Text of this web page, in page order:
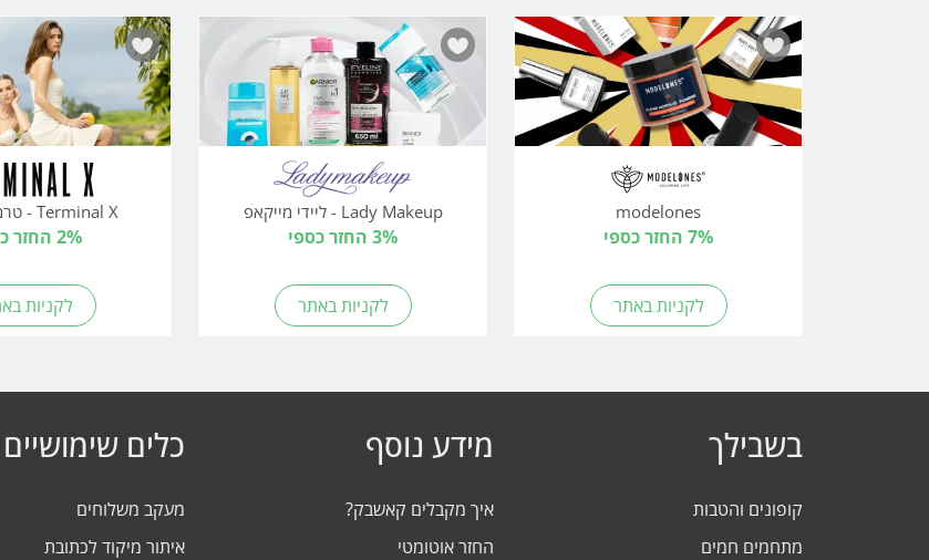
modelones
7% החזר כספי
לקניות באתר
Lady Makeup - ליידי מייקאפ
3% החזר כספי
לקניות באתר
Terminal X - טרמינל איקס
2% החזר כספי
לקניות
בשבילך
קופונים והטבות
מתחמים חמים
מידע נוסף
איך מקבלים קאשבק?
החזר אוטומטי
כלים שימושיים
מעקב משלוחים
איתור מיקוד לכתובת